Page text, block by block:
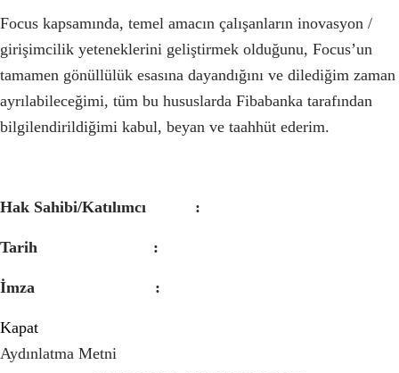
Focus kapsamında, temel amacın çalışanların inovasyon /
girişimcilik yeteneklerini geliştirmek olduğunu, Focus’un
tamamen gönüllülük esasına dayandığını ve dilediğim zaman
ayrılabileceğimi, tüm bu hususlarda Fibabanka tarafından
bilgilendirildiğimi kabul, beyan ve taahhüt ederim.
Hak Sahibi/Katılımcı :
Tarih :
İmza :
Kapat
Aydınlatma Metni